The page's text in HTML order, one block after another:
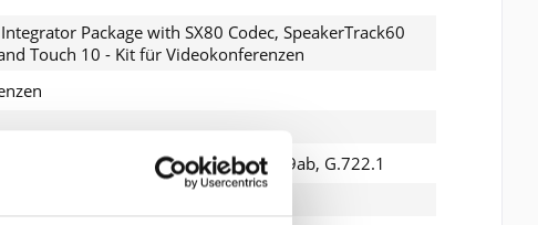
Package with SX80 Codec, SpeakerTrack60
Touch 10 - Kit für Videokonferenzen
H.264, H.265, G.711, G.722, G.729ab, G.722.1